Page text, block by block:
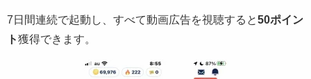
7日間連続で起動し、すべて動画広告を視聴すると50ポイン
ト獲得できます。